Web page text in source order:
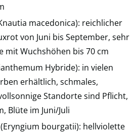
macedonica): reichlicher
von Juni bis September, sehr
mit Wuchshöhen bis 70 cm
Hybride): in vielen
erhältlich, schmales,
Standorte sind Pflicht,
Blüte im Juni/Juli
bourgatii): hellviolette